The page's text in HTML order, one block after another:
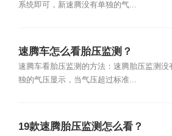
系统即可，新速腾没有单独的气...
速腾车怎么看胎压监测？
速腾车看胎压监测的方法：速腾胎压监测没
独的气压显示，当气压超过标准...
19款速腾胎压监测怎么看？